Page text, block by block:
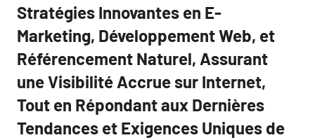
Stratégies Innovantes en E-
Marketing, Développement Web, et
Référencement Naturel, Assurant
une Visibilité Accrue sur Internet,
Tout en Répondant aux Dernières
Tendances et Exigences Uniques de